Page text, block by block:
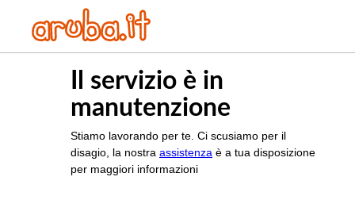
Il servizio è in
manutenzione
Stiamo lavorando per te. Ci scusiamo per il
disagio, la nostra assistenza è a tua disposizione
per maggiori informazioni